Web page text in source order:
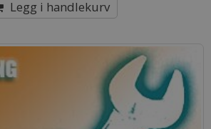
Legg i handlekurv